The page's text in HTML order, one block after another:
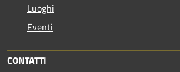
Luoghi
Eventi
CONTATTI